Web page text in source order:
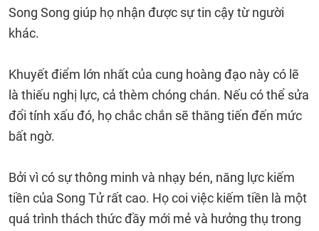
Song Song giúp họ nhận được sự tin cậy từ người
khác.
Khuyết điểm lớn nhất của cung hoàng đạo này có lẽ
là thiếu nghị lực, cả thèm chóng chán. Nếu có thể sửa
đổi tính xấu đó, họ chắc chắn sẽ thăng tiến đến mức
bất ngờ.
Bởi vì có sự thông minh và nhạy bén, năng lực kiếm
tiền của Song Tử rất cao. Họ coi việc kiếm tiền là một
quá trình thách thức đầy mới mẻ và hưởng thụ trong